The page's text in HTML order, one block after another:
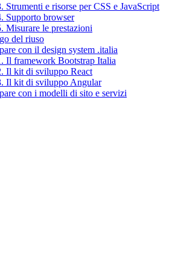
Strumenti e risorse per CSS e JavaScript
Supporto browser
Misurare le prestazioni
del riuso
con il design system .italia
Il framework Bootstrap Italia
Il kit di sviluppo React
Il kit di sviluppo Angular
con i modelli di sito e servizi